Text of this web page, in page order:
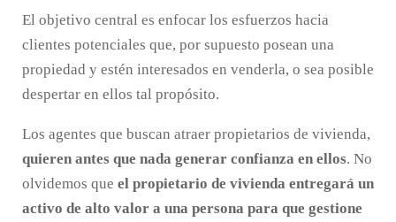
El objetivo central es enfocar los esfuerzos hacia
clientes potenciales que, por supuesto posean una
propiedad y estén interesados en venderla, o sea posible
despertar en ellos tal propósito.
Los agentes que buscan atraer propietarios de vivienda,
quieren antes que nada generar confianza en ellos. No
olvidemos que el propietario de vivienda entregará un
activo de alto valor a una persona para que gestione